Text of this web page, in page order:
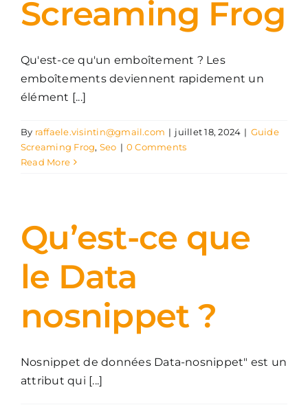
Screaming Frog
Qu'est-ce qu'un emboîtement ? Les
emboîtements deviennent rapidement un
élément [...]
By raffaele.visintin@gmail.com | juillet 18, 2024 | Guide
Screaming Frog, Seo | 0 Comments
Read More
Qu’est-ce que
le Data
nosnippet ?
Nosnippet de données Data-nosnippet" est un
attribut qui [...]